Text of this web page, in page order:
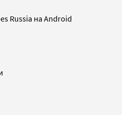
Russia на Android